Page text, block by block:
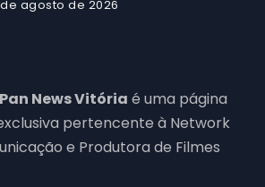
agosto de 2026
News Vitória é uma página
pertencente à Network
e Produtora de Filmes